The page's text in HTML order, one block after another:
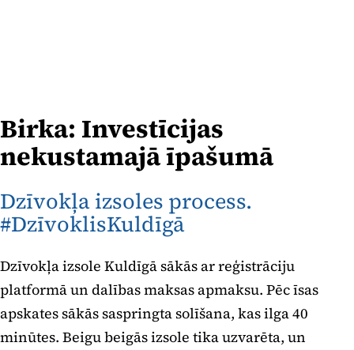
Birka: Investīcijas
nekustamajā īpašumā
Dzīvokļa izsoles process.
#DzīvoklisKuldīgā
Dzīvokļa izsole Kuldīgā sākās ar reģistrāciju
platformā un dalības maksas apmaksu. Pēc īsas
apskates sākās saspringta solīšana, kas ilga 40
minūtes. Beigu beigās izsole tika uzvarēta, un